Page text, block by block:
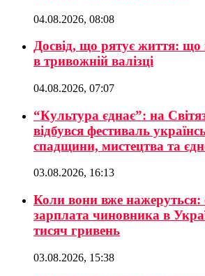
04.08.2026, 08:08
Досвід, що рятує життя: що
в тривожній валізці
04.08.2026, 07:07
“Культура єднає”: на
відбувся фестиваль
спадщини, мистецтва та
03.08.2026, 16:13
Коли вони вже нажеруться:
зарплата чиновника в
тисяч гривень
03.08.2026, 15:38